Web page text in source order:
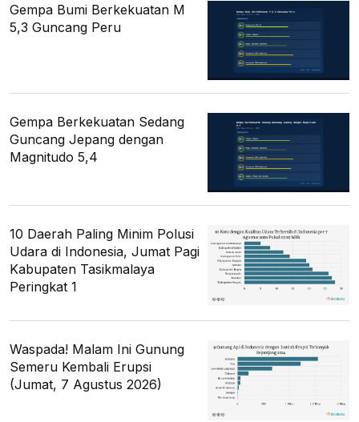
Gempa Bumi Berkekuatan M
5,3 Guncang Peru
Gempa Berkekuatan Sedang
Guncang Jepang dengan
Magnitudo 5,4
10 Daerah Paling Minim Polusi
Udara di Indonesia, Jumat Pagi
Kabupaten Tasikmalaya
Peringkat 1
Waspada! Malam Ini Gunung
Semeru Kembali Erupsi
(Jumat, 7 Agustus 2026)